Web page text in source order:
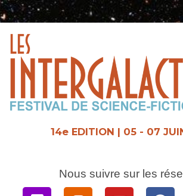
Aller
au
14e EDITION | 05 - 07
Nous suivre sur les
DiscordInstagramYoutube